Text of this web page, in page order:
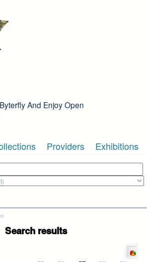
And Enjoy Open
Providers Exhibitions
Search results